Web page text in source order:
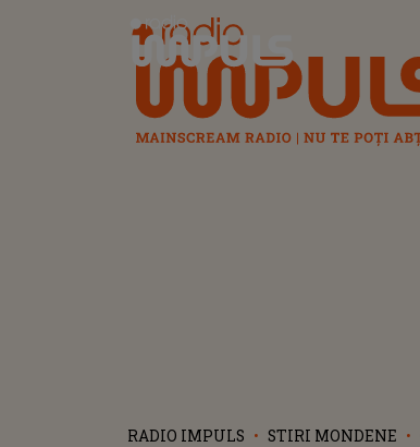
Radio Impuls
RADIO IMPULS STIRI MONDENE